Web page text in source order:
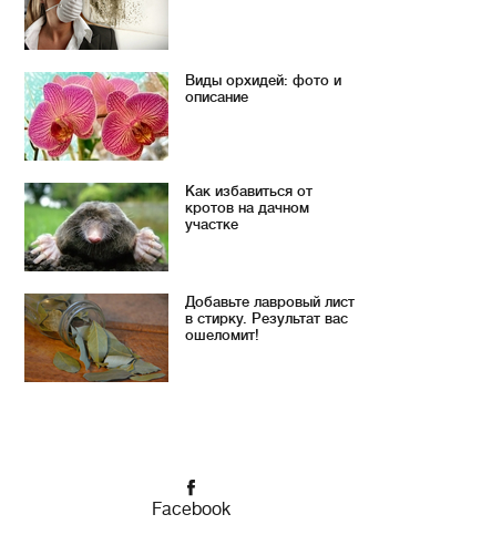
Виды орхидей: фото и
описание
Как избавиться от
кротов на дачном
участке
Добавьте лавровый лист
в стирку. Результат вас
ошеломит!
Facebook